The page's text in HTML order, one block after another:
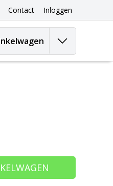
Contact Inloggen